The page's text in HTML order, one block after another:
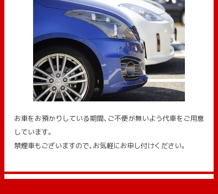
お車をお預かりしている期間、ご不便が無いよう代車をご用意
しています。
禁煙車もございますので、お気軽にお申し付けください。